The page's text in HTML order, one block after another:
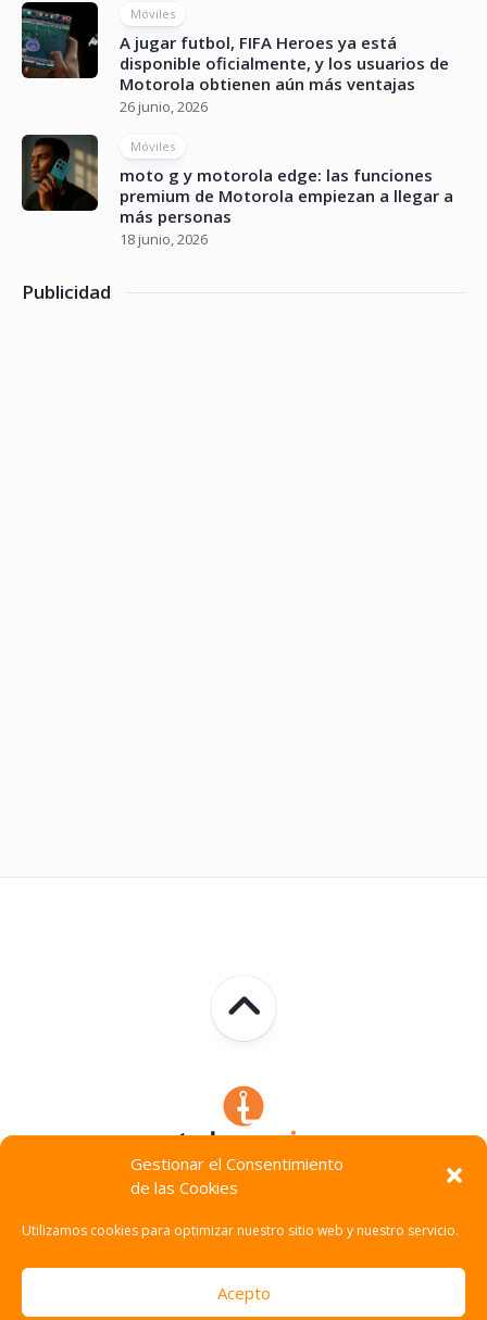
Gestionar el Consentimiento
de las Cookies
Utilizamos cookies para optimizar nuestro sitio web y nuestro servicio.
Acepto
Móviles
A jugar futbol, FIFA Heroes ya está
disponible oficialmente, y los usuarios de
Motorola obtienen aún más ventajas
26 junio, 2026
Móviles
moto g y motorola edge: las funciones
premium de Motorola empiezan a llegar a
más personas
18 junio, 2026
Publicidad
Technocracia © 2026. Todos Los Derechos Reservados.